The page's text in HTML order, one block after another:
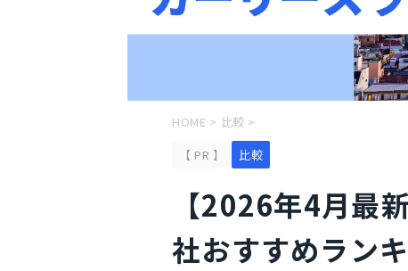
HOME > 比較 >
【 PR 】
比較
【2026年4月最
社おすすめラン